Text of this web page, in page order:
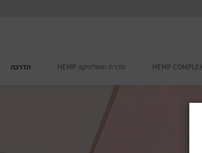
סדרת טואלטיקה HEMP הדרכה